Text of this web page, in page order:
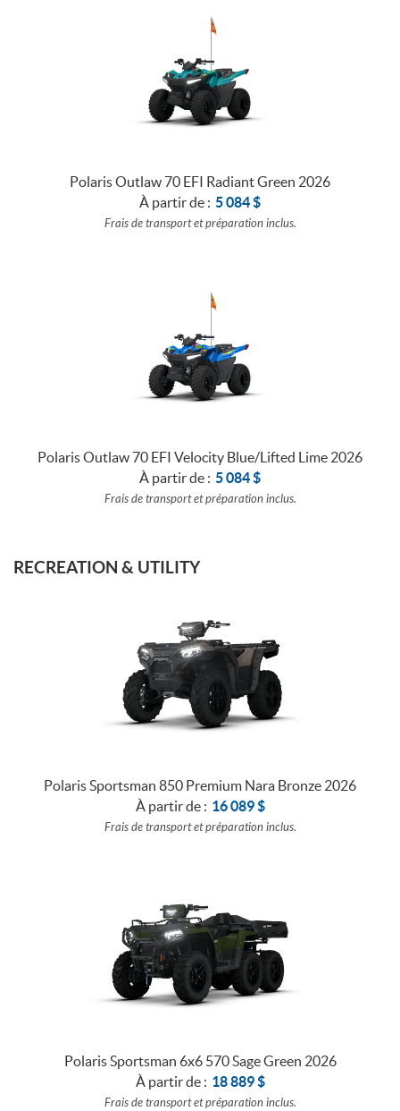
Polaris Outlaw 70 EFI Radiant Green 2026
À partir de : 5 084$
Frais de transport et préparation inclus.
Polaris Outlaw 70 EFI Velocity Blue/Lifted Lime 2026
À partir de : 5 084$
Frais de transport et préparation inclus.
RECREATION & UTILITY
Polaris Sportsman 850 Premium Nara Bronze 2026
À partir de : 16 089$
Frais de transport et préparation inclus.
Polaris Sportsman 6x6 570 Sage Green 2026
À partir de : 18 889$
Frais de transport et préparation inclus.